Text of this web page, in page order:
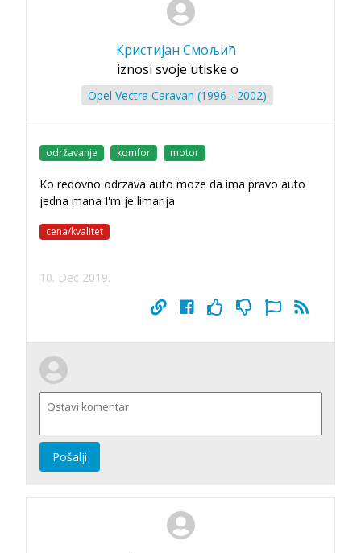
Кристијан Смољић
iznosi svoje utiske o
Opel Vectra Caravan (1996 - 2002)
održavanje komfor motor
Ko redovno odrzava auto moze da ima pravo auto
jedna mana I'm je limarija
cena/kvalitet
10. Dec 2019.
Pošalji